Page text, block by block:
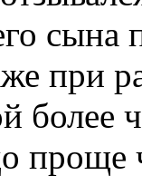
сына
при
более